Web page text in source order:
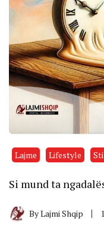
Lajme Lifestyle
Si mund ta
ByLajmi Shqip